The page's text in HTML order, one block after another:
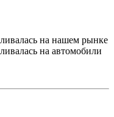
на нашем рынке
на автомобили